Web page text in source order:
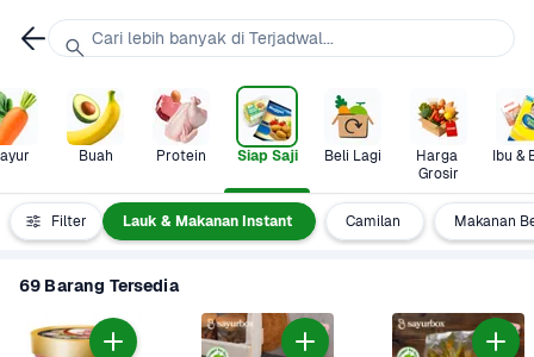
Buah Protein Siap Saji Beli Lagi
Harga
Grosir
Ibu &
Filter
Siap Saji Lauk & Makanan Instant Camilan Makanan
69 Barang Tersedia
Cari lebih banyak di Terjadwal...